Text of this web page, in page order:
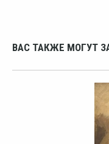
ВАС ТАКЖЕ МОГУТ